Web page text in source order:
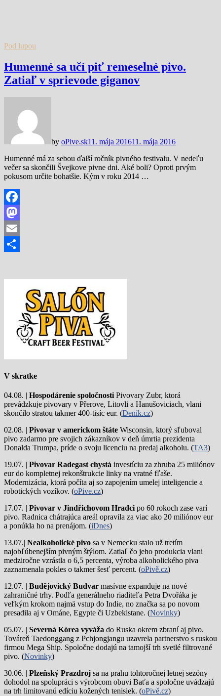
Pod lupou
Humenné sa učí piť remeselné pivo.
Zatiaľ v sprievode giganov
by oPive.sk11. mája 201611. mája 2016
Humenné má za sebou ďalší ročník pivného festivalu. V nedeľu
večer sa skončili Švejkove pivne dni. Aké boli? Oproti prvým
pokusom určite bohatšie. Kým v roku 2014 …
Facebook
Mastodon
Email
V skratke
04.08. | Hospodárenie spoločnosti Pivovary Zubr, ktorá
prevádzkuje pivovary v Přerove, Litovli a Hanušoviciach, vlani
skončilo stratou takmer 400-tisíc eur. (Deník.cz)
02.08. | Pivovar v americkom štáte Wisconsin, ktorý sľuboval
pivo zadarmo pre svojich zákazníkov v deň úmrtia prezidenta
Donalda Trumpa, príde o svoju licenciu na predaj alkoholu. (TA3)
19.07. | Pivovar Radegast chystá investíciu za zhruba 25 miliónov
eur do kompletnej rekonštrukcie linky na vratné fľaše.
Modernizácia, ktorá počíta aj so zapojením umelej inteligencie a
robotických vozíkov. (oPive.cz)
17.07. | Pivovar v Jindřichovom Hradci po 60 rokoch zase varí
pivo. Radnica chátrajúca areál opravila za viac ako 20 miliónov eur
a ponúkla ho na prenájom. (iDnes)
13.07.| Nealkoholické pivo sa v Nemecku stalo už tretím
najobľúbenejším pivným štýlom. Zatiaľ čo jeho produkcia vlani
medziročne vzrástla o 6,5 percenta, výroba alkoholického piva
zaznamenala pokles o takmer šesť percent. (oPivě.cz)
12.07. | Budějovický Budvar masívne expanduje na nové
zahraničné trhy. Podľa generálneho riaditeľa Petra Dvořáka je
veľkým krokom najmä vstup do Indie, no značka sa po novom
presadila aj v Ománe, Egypte či Uzbekistane. (Novinky)
05.07. | Severná Kórea vyváža do Ruska okrem zbraní aj pivo.
Továreň Taedonggang z Pchjongjangu uzavrela partnerstvo s ruskou
firmou Mega Ship. Spoločne dodajú na tamojší trh svetlé filtrované
pivo. (Novinky)
30.06. | Plzeňský Prazdroj sa na prahu tohtoročnej letnej sezóny
dohodol na spolupráci s výrobcom obuvi Baťa a spoločne uvádzajú
na trh limitovanú edíciu kožených tenisiek. (oPivě.cz)